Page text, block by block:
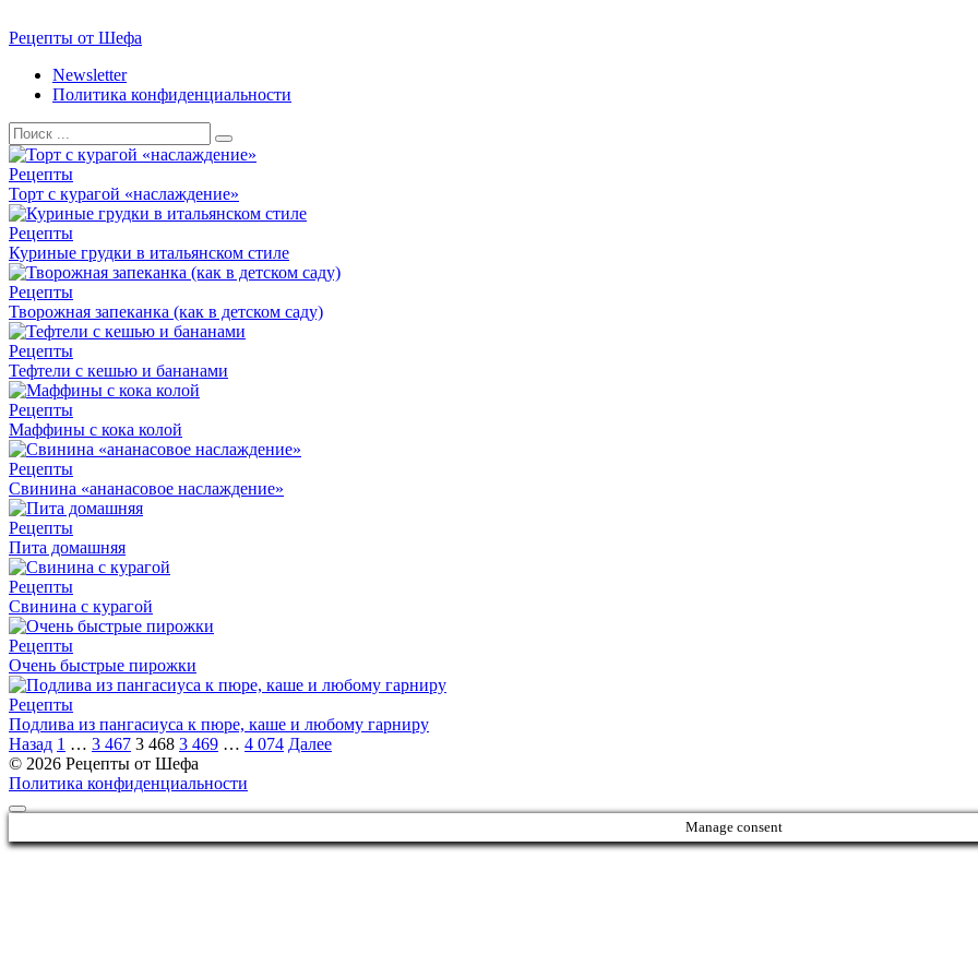
Перейти
контенту
Рецепты от Шефа
Newsletter
Политика конфиденциальности
Search
for:
Рецепты
Торт с курагой «наслаждение»
Рецепты
Куриные грудки в итальянском стиле
Рецепты
Творожная запеканка (как в детском саду)
Рецепты
Тефтели с кешью и бананами
Рецепты
Маффины с кока колой
Рецепты
Свинина «ананасовое наслаждение»
Рецепты
Пита домашняя
Рецепты
Свинина с курагой
Рецепты
Очень быстрые пирожки
Рецепты
Подлива из пангасиуса к пюре, каше и любому гарниру
Пагинация
записей
Назад 1 … 3 467 3 468 3 469 … 4 074 Далее
© 2026 Рецепты от Шефа
Политика конфиденциальности
Manage consent